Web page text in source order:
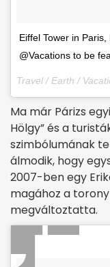
Eiffel Tower in
@Vacations to be
Ma már Párizs
Hölgy” és a
szimbólumának
álmodik, hogy
2007-ben egy
magához a
megváltoztatta.